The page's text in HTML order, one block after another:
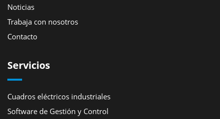
Noticias
Trabaja con nosotros
Contacto
Servicios
Cuadros eléctricos industriales
Software de Gestión y Control